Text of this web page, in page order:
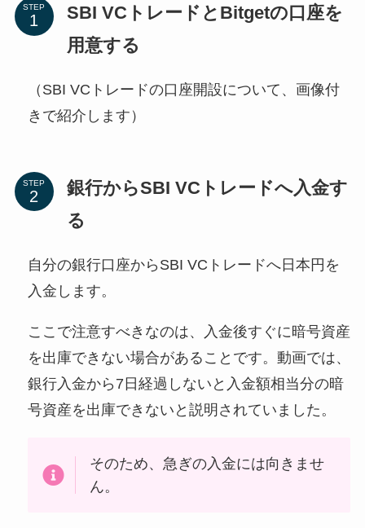
STEP
SBI VCトレードとBitgetの口座を
用意する
（SBI VCトレードの口座開設について、画像付
きで紹介します）
STEP
銀行からSBI VCトレードへ入金す
る
自分の銀行口座からSBI VCトレードへ日本円を
入金します。
ここで注意すべきなのは、入金後すぐに暗号資産
を出庫できない場合があることです。動画では、
銀行入金から7日経過しないと入金額相当分の暗
号資産を出庫できないと説明されていました。
そのため、急ぎの入金には向きませ
ん。